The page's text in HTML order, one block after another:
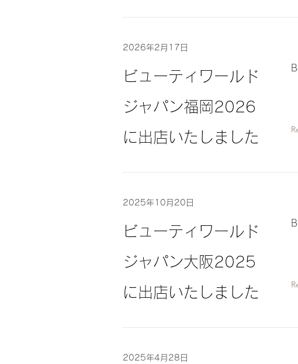
2026年2月17日
ビューティワールド
ジャパン福岡2026
に出店いたしました
2025年10月20日
ビューティワールド
ジャパン大阪2025
に出店いたしました
2025年4月28日